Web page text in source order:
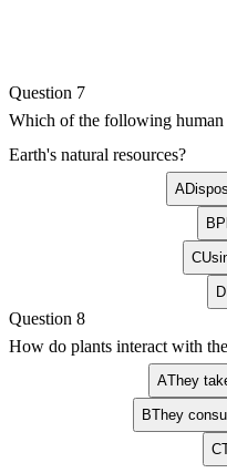
Question 7
Which of the following
Earth's natural resources?
A
B
C
Question 8
How do plants interact with
AThey
BThey
C